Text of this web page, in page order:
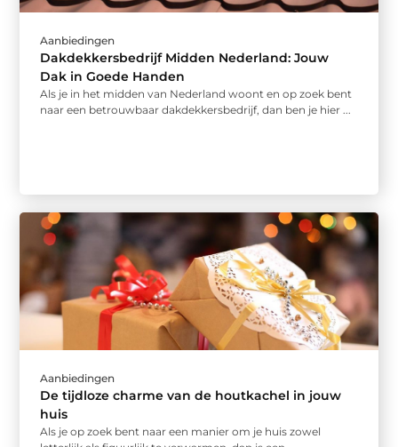
Aanbiedingen
Dakdekkersbedrijf Midden Nederland: Jouw
Dak in Goede Handen
Als je in het midden van Nederland woont en op zoek bent
naar een betrouwbaar dakdekkersbedrijf, dan ben je hier ...
Aanbiedingen
De tijdloze charme van de houtkachel in jouw
huis
Als je op zoek bent naar een manier om je huis zowel